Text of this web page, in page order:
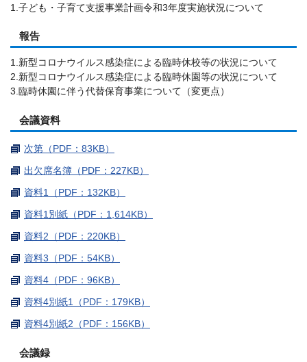
1.子ども・子育て支援事業計画令和3年度実施状況について
報告
1.新型コロナウイルス感染症による臨時休校等の状況について
2.新型コロナウイルス感染症による臨時休園等の状況について
3.臨時休園に伴う代替保育事業について（変更点）
会議資料
次第（PDF：83KB）
出欠席名簿（PDF：227KB）
資料1（PDF：132KB）
資料1別紙（PDF：1,614KB）
資料2（PDF：220KB）
資料3（PDF：54KB）
資料4（PDF：96KB）
資料4別紙1（PDF：179KB）
資料4別紙2（PDF：156KB）
会議録